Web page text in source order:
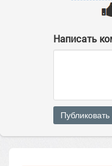
Написать
Публиковать